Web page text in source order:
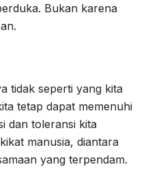
Bukan karena
tidak seperti yang kita
tetap dapat memenuhi
dan toleransi kita
manusia, diantara
yang terpendam.